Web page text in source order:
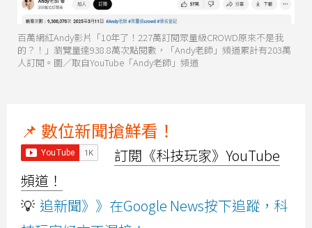
百萬網紅Andy影片「10年了！227萬訂閱眾量級CROWD原來不是我
的？！」瀏覽量達938.8萬次點閱數，「Andy老師」頻道累計有203萬
人訂閱。圖／取自YouTube「Andy老師」頻道
📌 數位新聞搶鮮看！
訂閱《科技玩家》YouTube
頻道！
💡 追新聞》》在Google News按下追蹤，科